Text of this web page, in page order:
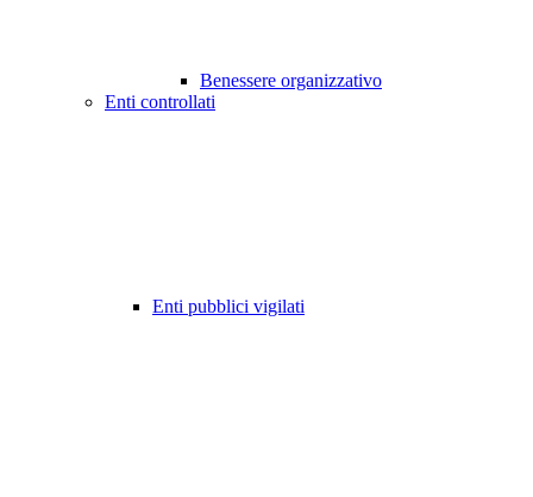
Benessere organizzativo
Enti controllati
Enti pubblici vigilati